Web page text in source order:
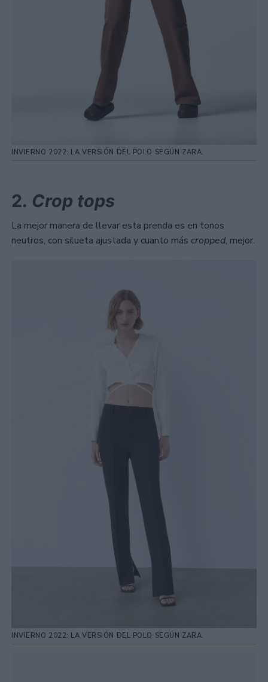
INVIERNO 2022: LA VERSIÓN DEL POLO SEGÚN ZARA.
2. Crop tops
La mejor manera de llevar esta prenda es en tonos
neutros, con silueta ajustada y cuanto más cropped, mejor.
INVIERNO 2022: LA VERSIÓN DEL POLO SEGÚN ZARA.